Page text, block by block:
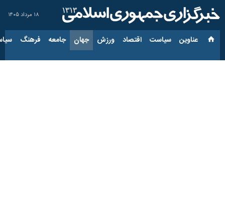
۱۸ مرداد ۱۴۰۵
عناوین‌ سیاست اقتصاد ورزش جهان جامعه فرهنگ